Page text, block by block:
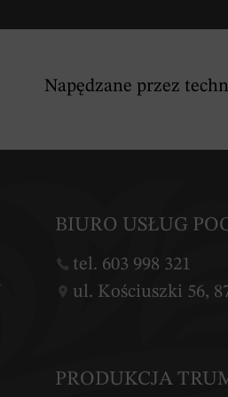
Napędzane przez
BIURO USŁUG
tel. 603 998 321
ul. Kościuszki 56,
PRODUKCJA